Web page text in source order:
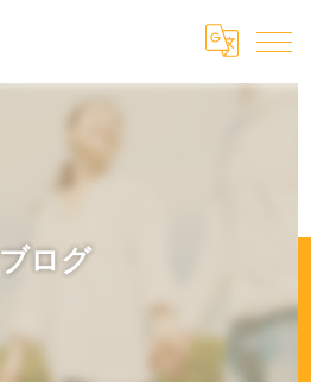
ブログ